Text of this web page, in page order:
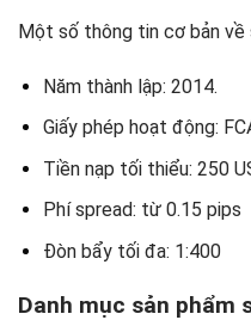
Một số thông tin cơ bản về
Năm thành lập: 2014.
Giấy phép hoạt động:
Tiền nạp tối thiểu: 250
Phí spread: từ 0.15 pips
Đòn bẩy tối đa: 1:400
Danh mục sản phẩm